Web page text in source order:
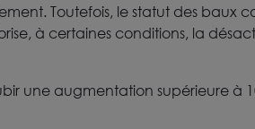
Toutefois, le statut des
à certaines conditions, la
une augmentation supérieure à